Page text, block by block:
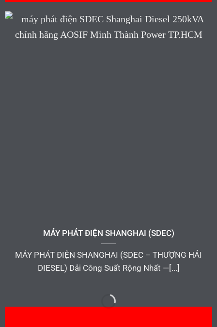
MÁY PHÁT ĐIỆN SHANGHAI (SDEC)
MÁY PHÁT ĐIỆN SHANGHAI (SDEC – THƯỢNG HẢI
DIESEL) Dải Công Suất Rộng Nhất —[...]